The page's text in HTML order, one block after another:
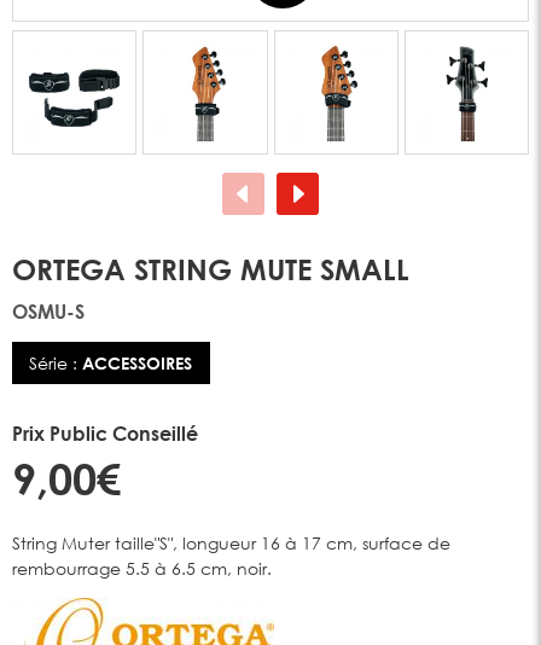
ORTEGA STRING MUTE SMALL
OSMU-S
Série :ACCESSOIRES
Prix Public Conseillé
9,00€
String Muter taille"S", longueur 16 à 17 cm, surface de
rembourrage 5.5 à 6.5 cm, noir.